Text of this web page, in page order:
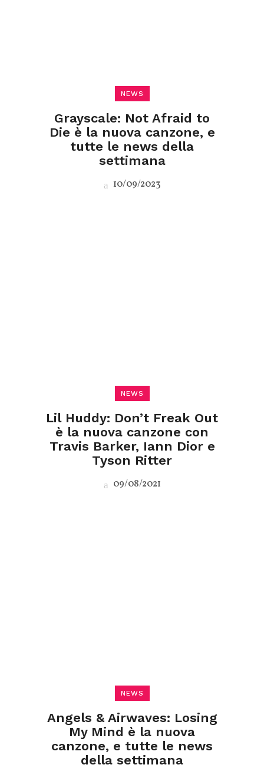
NEWS
Grayscale: Not Afraid to
Die è la nuova canzone, e
tutte le news della
settimana
10/09/2023
NEWS
Lil Huddy: Don’t Freak Out
è la nuova canzone con
Travis Barker, Iann Dior e
Tyson Ritter
09/08/2021
NEWS
Angels & Airwaves: Losing
My Mind è la nuova
canzone, e tutte le news
della settimana